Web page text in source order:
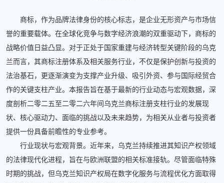
商标，作为品牌法律身份的核心标志，是企业无形资产与市场信
誉的重要载体。在全球化竞争与数字经济浪潮的双重驱动下，商标的
战略价值日益凸显。对于正处于国家重建与经济转型关键阶段的乌克
兰而言，其商标注册体系及相关服务行业，不仅是保护创新与投资的
法治基石，更逐渐演变为支撑产业升级、吸引外资、参与国际经贸合
作的关键支柱产业。本报告旨在基于最新的行业动态与宏观数据，深
度剖析二零二五至二零二六年间乌克兰商标注册支柱行业的发展现
状、核心驱动力、面临的挑战以及未来趋势，为相关从业者与投资者
提供一份具备前瞻性的专业参考。
行业现状与宏观背景。近年来，乌克兰持续推进其知识产权领域
的法律现代化进程，旨在与欧洲联盟的相关标准接轨。尽管面临特殊
时期的挑战，但乌克兰知识产权局在数字化服务与流程优化方面取得